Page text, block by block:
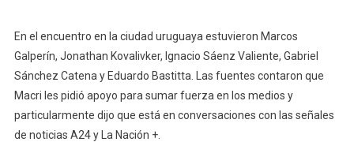
En el encuentro en la ciudad uruguaya estuvieron Marcos
Galperín, Jonathan Kovalivker, Ignacio Sáenz Valiente, Gabriel
Sánchez Catena y Eduardo Bastitta. Las fuentes contaron que
Macri les pidió apoyo para sumar fuerza en los medios y
particularmente dijo que está en conversaciones con las señales
de noticias A24 y La Nación +.